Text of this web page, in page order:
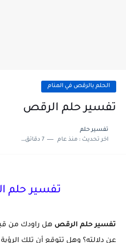
الحلم بالرقص في المنام
تفسير حلم الرقص
تفسير حلم
اخر تحديث :منذ عام 7 دقائق للقراءة
تفسير حلم
تفسير حلم الرقص هل راودك من
عن دلالته؟ وهل تتوقع أن تلك الرؤية